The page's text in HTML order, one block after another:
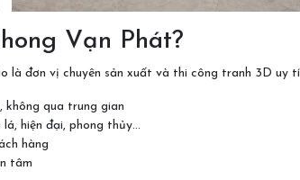
Vạn Phát?
đơn vị chuyên sản xuất và thi công tranh 3D uy
qua trung gian
hiện đại, phong thủy…
hàng
tâm